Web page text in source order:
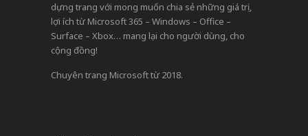
dựng trang với mong muốn chia sẻ những giá trị,
lợi ích từ Microsoft 365 – Windows – Office –
Surface – Xbox… mang lại cho người dùng, cho
cộng đồng!
Chuyên trang Microsoft từ 2018.